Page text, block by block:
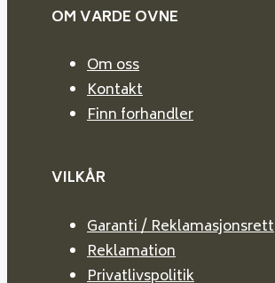
OM VARDE OVNE
Om oss
Kontakt
Finn forhandler
VILKÅR
Garanti / Reklamasjonsrett
Reklamation
Privatlivspolitik